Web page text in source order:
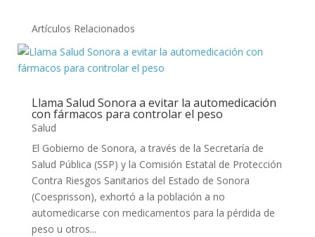
Artículos Relacionados
Llama Salud Sonora a evitar la automedicación
con fármacos para controlar el peso
Salud
El Gobierno de Sonora, a través de la Secretaría de
Salud Pública (SSP) y la Comisión Estatal de Protección
Contra Riesgos Sanitarios del Estado de Sonora
(Coesprisson), exhortó a la población a no
automedicarse con medicamentos para la pérdida de
peso u otros...